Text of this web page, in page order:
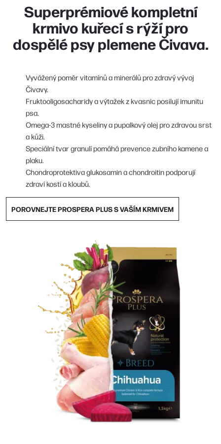
Superprémiové kompletní
krmivo kuřecí s rýží pro
dospělé psy plemene Čivava.
Vyvážený poměr vitamínů a minerálů pro zdravý vývoj
Čivavy.
Fruktooligosacharidy a výtažek z kvasnic posilují imunitu
psa.
Omega-3 mastné kyseliny a pupalkový olej pro zdravou srst
a kůži.
Speciální tvar granulí pomáhá prevence zubního kamene a
plaku.
Chondroprotektiva glukosamin a chondroitin podporují
zdraví kostí a kloubů.
POROVNEJTE PROSPERA PLUS S VAŠÍM KRMIVEM